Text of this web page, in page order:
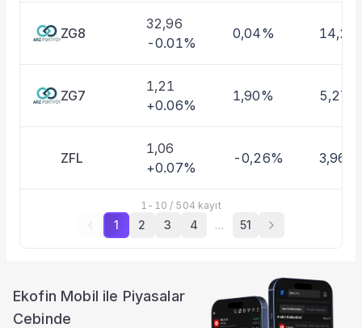
ZG8
32,96
-0.01%
0,04%
ZG7
1,21
+0.06%
1,90% 5,27%
ZFL
1,06
+0.07%
-0,26% 3,96%
1 - 10 / 504 kayıt
1 2 3 4 … 51
Ekofin Mobil ile Piyasalar
Cebinde